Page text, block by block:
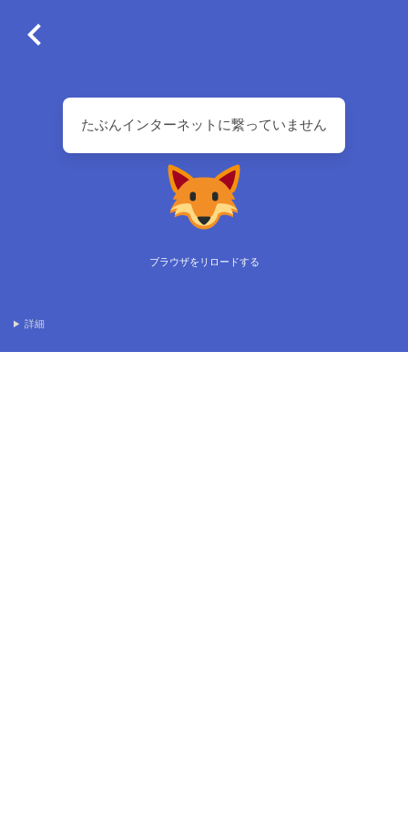
たぶんインターネットに繋っていません
ブラウザをリロードする
詳細